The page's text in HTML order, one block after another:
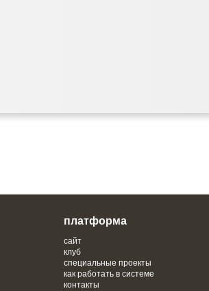
платформа
сайт
клуб
специальные проекты
как работать в системе
контакты